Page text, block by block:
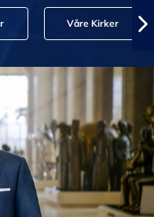
Våre Kirker